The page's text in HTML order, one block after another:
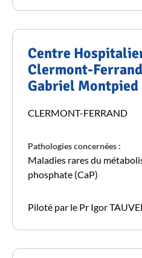
Centre
Clermont-
Gabriel Montpied
CLERMONT-FERRAND
Pathologies concernées :
Maladies rares du
phosphate (CaP)
Piloté par le Pr Igor